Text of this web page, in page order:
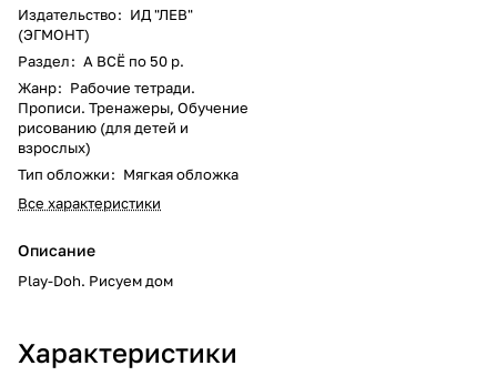
Издательство: ИД "ЛЕВ"
(ЭГМОНТ)
Раздел: А ВСЁ по 50 р.
Жанр: Рабочие тетради.
Прописи. Тренажеры, Обучение
рисованию (для детей и
взрослых)
Тип обложки: Мягкая обложка
Все характеристики
Описание
Play-Doh. Рисуем дом
Характеристики